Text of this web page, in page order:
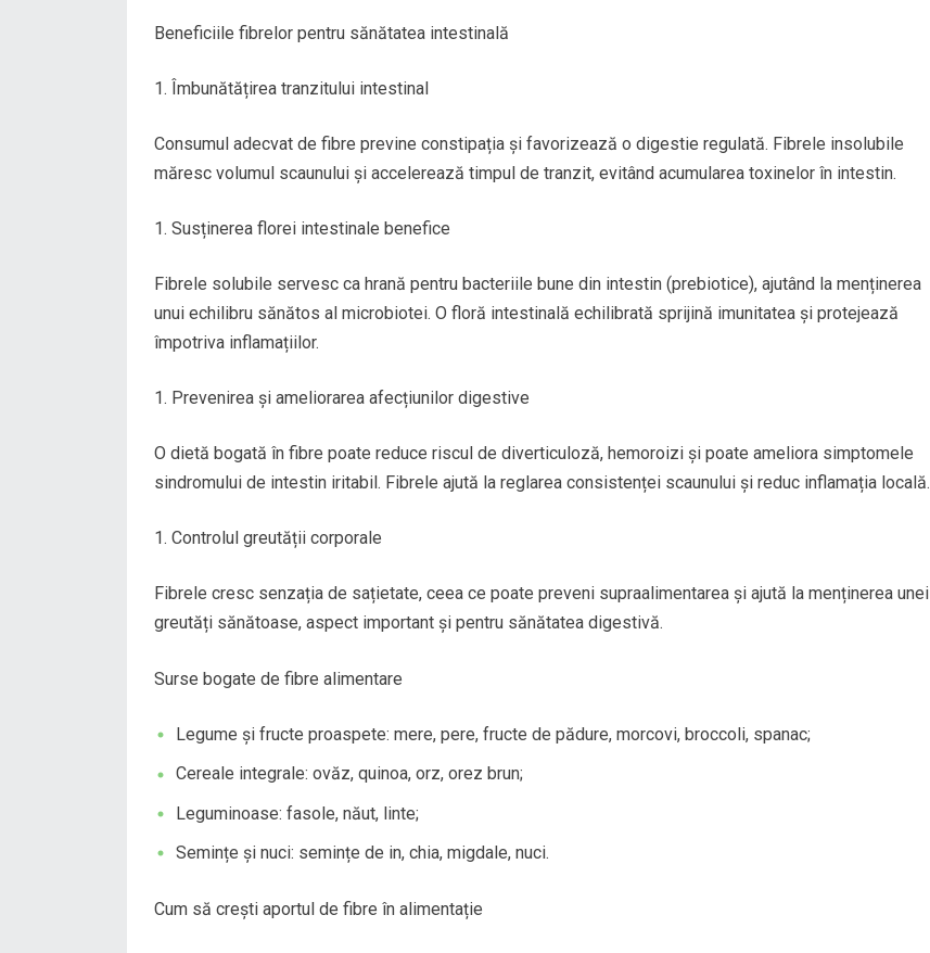
Beneficiile fibrelor pentru sănătatea intestinală
Îmbunătățirea tranzitului intestinal
Consumul adecvat de fibre previne constipația și favorizează o digestie regulată. Fibrele insolubile
măresc volumul scaunului și accelerează timpul de tranzit, evitând acumularea toxinelor în intestin.
Susținerea florei intestinale benefice
Fibrele solubile servesc ca hrană pentru bacteriile bune din intestin (prebiotice), ajutând la menținerea
unui echilibru sănătos al microbiotei. O floră intestinală echilibrată sprijină imunitatea și protejează
împotriva inflamațiilor.
Prevenirea și ameliorarea afecțiunilor digestive
O dietă bogată în fibre poate reduce riscul de diverticuloză, hemoroizi și poate ameliora simptomele
sindromului de intestin iritabil. Fibrele ajută la reglarea consistenței scaunului și reduc inflamația locală.
Controlul greutății corporale
Fibrele cresc senzația de sațietate, ceea ce poate preveni supraalimentarea și ajută la menținerea unei
greutăți sănătoase, aspect important și pentru sănătatea digestivă.
Surse bogate de fibre alimentare
Legume și fructe proaspete: mere, pere, fructe de pădure, morcovi, broccoli, spanac;
Cereale integrale: ovăz, quinoa, orz, orez brun;
Leguminoase: fasole, năut, linte;
Semințe și nuci: semințe de in, chia, migdale, nuci.
Cum să crești aportul de fibre în alimentație